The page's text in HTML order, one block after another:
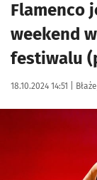
Flamenco
weekend
festiwalu
Data publikacji:
18.10.2024 14:51 |